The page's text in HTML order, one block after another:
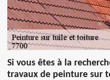
Si vous êtes à la
travaux de peinture sur